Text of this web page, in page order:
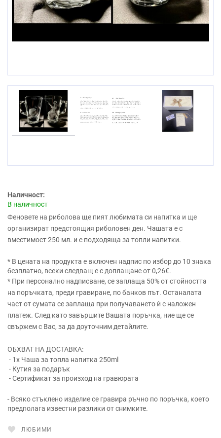
Наличност:
В наличност
Феновете на риболова ще пият любимата си напитка и ще
организират предстоящия риболовен ден. Чашата е с
вместимост 250 мл. и е подходяща за топли напитки.
* В цената на продукта е включен надпис по избор до 10 знака
безплатно, всеки следващ е с доплащане от 0,26€.
* При персонално надписване, се заплаща 50% от стойността
на поръчката, преди гравиране, по банков път. Останалата
част от сумата се заплаща при получаването ѝ с наложен
платеж. След като завършите Вашата поръчка, ние ще се
свържем с Вас, за да доуточним детайлите.
ОБХВАТ НА ДОСТАВКА:
- 1x Чаша за топла напитка 250ml
- Кутия за подарък
- Сертификат за произход на гравюрата
- Всяко стъклено изделие се гравира ръчно по поръчка, което
предполага известни разлики от снимките.
ЛЮБИМИ